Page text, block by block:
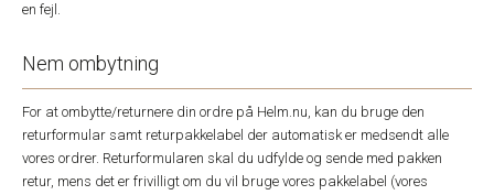
en fejl.
Nem ombytning
For at ombytte/returnere din ordre på Helm.nu, kan du bruge den
returformular samt returpakkelabel der automatisk er medsendt alle
vores ordrer. Returformularen skal du udfylde og sende med pakken
retur, mens det er frivilligt om du vil bruge vores pakkelabel (vores